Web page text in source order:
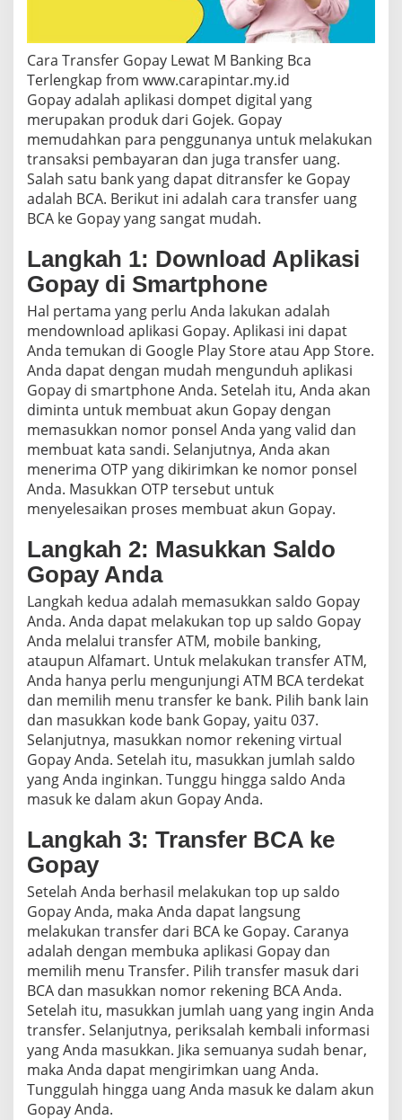
o
p
a
D
e
n
g
a
n
M
u
h
Cara Transfer Gopay Lewat M Banking Bca
Terlengkap from www.carapintar.my.id
Gopay adalah aplikasi dompet digital yang
merupakan produk dari Gojek. Gopay
memudahkan para penggunanya untuk melakukan
transaksi pembayaran dan juga transfer uang.
Salah satu bank yang dapat ditransfer ke Gopay
adalah BCA. Berikut ini adalah cara transfer uang
BCA ke Gopay yang sangat mudah.
Langkah 1: Download Aplikasi
Gopay di Smartphone
Hal pertama yang perlu Anda lakukan adalah
mendownload aplikasi Gopay. Aplikasi ini dapat
Anda temukan di Google Play Store atau App Store.
Anda dapat dengan mudah mengunduh aplikasi
Gopay di smartphone Anda. Setelah itu, Anda akan
diminta untuk membuat akun Gopay dengan
memasukkan nomor ponsel Anda yang valid dan
membuat kata sandi. Selanjutnya, Anda akan
menerima OTP yang dikirimkan ke nomor ponsel
Anda. Masukkan OTP tersebut untuk
menyelesaikan proses membuat akun Gopay.
Langkah 2: Masukkan Saldo
Gopay Anda
Langkah kedua adalah memasukkan saldo Gopay
Anda. Anda dapat melakukan top up saldo Gopay
Anda melalui transfer ATM, mobile banking,
ataupun Alfamart. Untuk melakukan transfer ATM,
Anda hanya perlu mengunjungi ATM BCA terdekat
dan memilih menu transfer ke bank. Pilih bank lain
dan masukkan kode bank Gopay, yaitu 037.
Selanjutnya, masukkan nomor rekening virtual
Gopay Anda. Setelah itu, masukkan jumlah saldo
yang Anda inginkan. Tunggu hingga saldo Anda
masuk ke dalam akun Gopay Anda.
Langkah 3: Transfer BCA ke
Gopay
Setelah Anda berhasil melakukan top up saldo
Gopay Anda, maka Anda dapat langsung
melakukan transfer dari BCA ke Gopay. Caranya
adalah dengan membuka aplikasi Gopay dan
memilih menu Transfer. Pilih transfer masuk dari
BCA dan masukkan nomor rekening BCA Anda.
Setelah itu, masukkan jumlah uang yang ingin Anda
transfer. Selanjutnya, periksalah kembali informasi
yang Anda masukkan. Jika semuanya sudah benar,
maka Anda dapat mengirimkan uang Anda.
Tunggulah hingga uang Anda masuk ke dalam akun
Gopay Anda.